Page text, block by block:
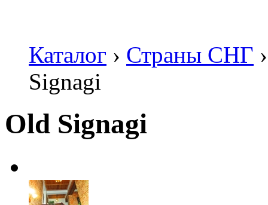
Каталог › Страны СНГ ›
Signagi
Old Signagi